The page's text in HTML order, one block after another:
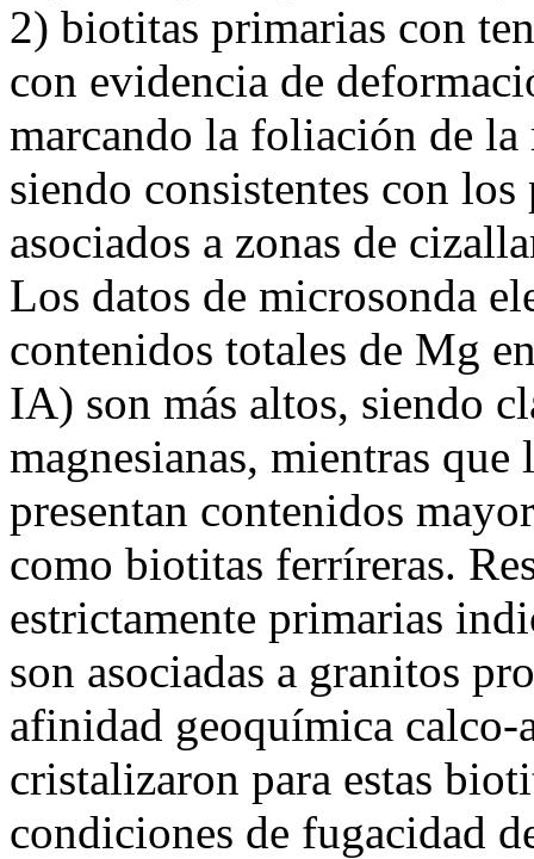
2) biotitas primarias con
con evidencia de
marcando la foliación de
siendo consistentes con
asociados a zonas de
Los datos de microsonda
contenidos totales de Mg
IA) son más altos, siendo
magnesianas, mientras
presentan contenidos
como biotitas ferríreras.
estrictamente primarias
son asociadas a granitos
afinidad geoquímica calco-
cristalizaron para estas
condiciones de fugacidad